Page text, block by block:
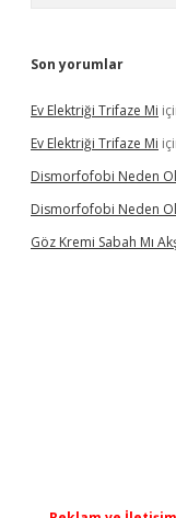
Son yorumlar
Ev Elektriği Trifaze Mi
Ev Elektriği Trifaze Mi
Dismorfofobi Neden
Dismorfofobi Neden
Göz Kremi Sabah Mı